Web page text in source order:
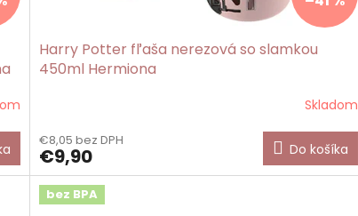
Harry Potter fľaša nerezová so slamkou
450ml Hermiona
Skladom
€8,05 bez DPH
€9,90 Do košíka
bez BPA